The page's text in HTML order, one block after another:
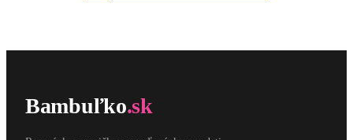
Bambuľko.sk